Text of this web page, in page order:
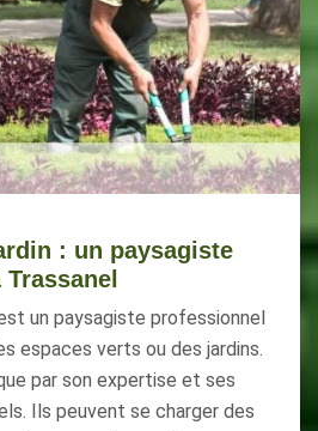
: un paysagiste
un paysagiste professionnel
espaces verts ou des jardins.
par son expertise et ses
Ils peuvent se charger des